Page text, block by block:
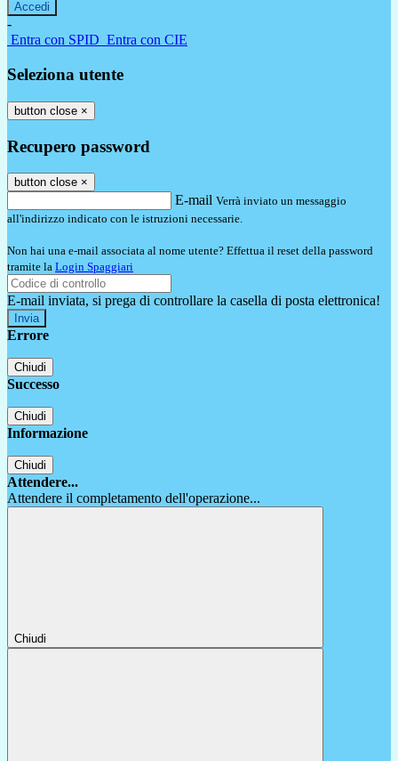
-
Entra con SPID Entra con CIE
Seleziona utente
button close ×
Recupero password
button close ×
E-mail Verrà inviato un messaggio
all'indirizzo indicato con le istruzioni necessarie.
Non hai una e-mail associata al nome utente? Effettua il reset della password
tramite la Login Spaggiari
E-mail inviata, si prega di controllare la casella di posta elettronica!
Errore
Chiudi
Successo
Chiudi
Informazione
Chiudi
Attendere...
Attendere il completamento dell'operazione...
Chiudi